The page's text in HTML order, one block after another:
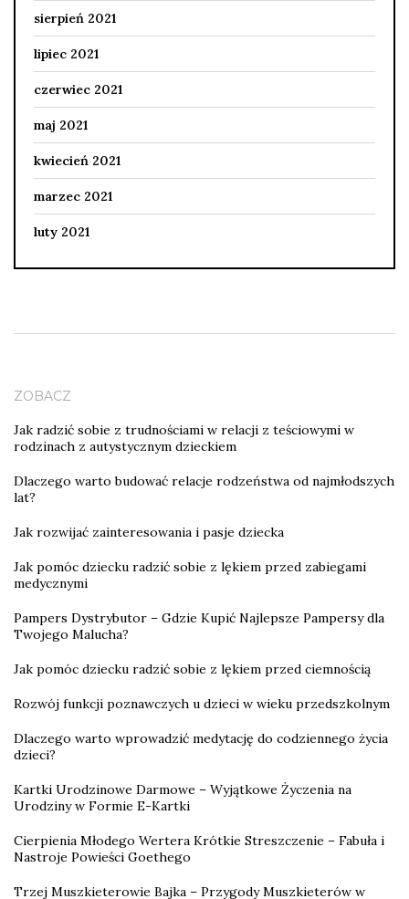
sierpień 2021
lipiec 2021
czerwiec 2021
maj 2021
kwiecień 2021
marzec 2021
luty 2021
ZOBACZ
Jak radzić sobie z trudnościami w relacji z teściowymi w
rodzinach z autystycznym dzieckiem
Dlaczego warto budować relacje rodzeństwa od najmłodszych
lat?
Jak rozwijać zainteresowania i pasje dziecka
Jak pomóc dziecku radzić sobie z lękiem przed zabiegami
medycznymi
Pampers Dystrybutor – Gdzie Kupić Najlepsze Pampersy dla
Twojego Malucha?
Jak pomóc dziecku radzić sobie z lękiem przed ciemnością
Rozwój funkcji poznawczych u dzieci w wieku przedszkolnym
Dlaczego warto wprowadzić medytację do codziennego życia
dzieci?
Kartki Urodzinowe Darmowe – Wyjątkowe Życzenia na
Urodziny w Formie E-Kartki
Cierpienia Młodego Wertera Krótkie Streszczenie – Fabuła i
Nastroje Powieści Goethego
Trzej Muszkieterowie Bajka – Przygody Muszkieterów w